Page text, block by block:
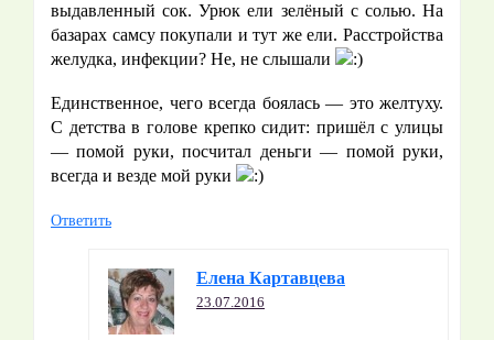
выдавленный сок. Урюк ели зелёный с солью. На
базарах самсу покупали и тут же ели. Расстройства
желудка, инфекции? Не, не слышали
Единственное, чего всегда боялась — это желтуху.
С детства в голове крепко сидит: пришёл с улицы
— помой руки, посчитал деньги — помой руки,
всегда и везде мой руки
Ответить
Елена Картавцева
23.07.2016